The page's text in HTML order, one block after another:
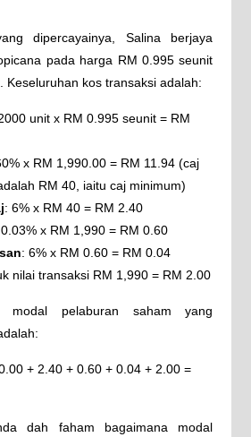
dipercayainya, Salina berjaya
pada harga RM 0.995 seunit
Keseluruhan kos transaksi adalah:
unit x RM 0.995 seunit = RM
x RM 1,990.00 = RM 11.94 (caj
RM 40, iaitu caj minimum)
: 6% x RM 40 = RM 2.40
x RM 1,990 = RM 0.60
: 6% x RM 0.60 = RM 0.04
nilai transaksi RM 1,990 = RM 2.00
pelaburan saham yang
+ 2.40 + 0.60 + 0.04 + 2.00 =
dah faham bagaimana modal